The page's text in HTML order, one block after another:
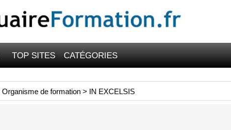
TOP SITES CATÉGORIES
Organisme de formation > IN EXCELSIS